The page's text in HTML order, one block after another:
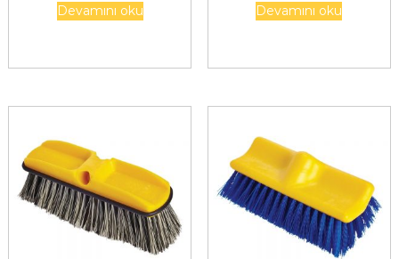
Devamını oku
Devamını oku